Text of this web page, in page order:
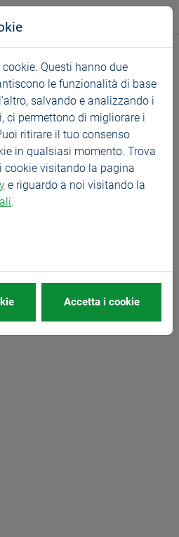
principale
Padiglione 1 | Stand B42
settore si riunisce a
un peso particolare: con
la piattaforma per
da non perdere.
per filetti di movimento
robotica umanoide
per la lavorazione di
le ultime innovazioni
-
chiedine una copia al
online su
il benvenuto.
Questi hanno due
le funzionalità di base
salvando e analizzando i
ci permettono di migliorare i
ritirare il tuo consenso
in qualsiasi momento. Trova
visitando la pagina
e riguardo a noi visitando la
.
Accetta i cookie